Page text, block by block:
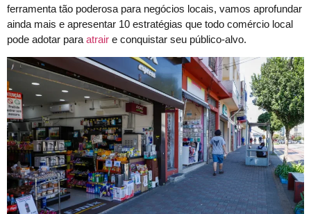
ferramenta tão poderosa para negócios locais, vamos aprofundar
ainda mais e apresentar 10 estratégias que todo comércio local
pode adotar para atrair e conquistar seu público-alvo.